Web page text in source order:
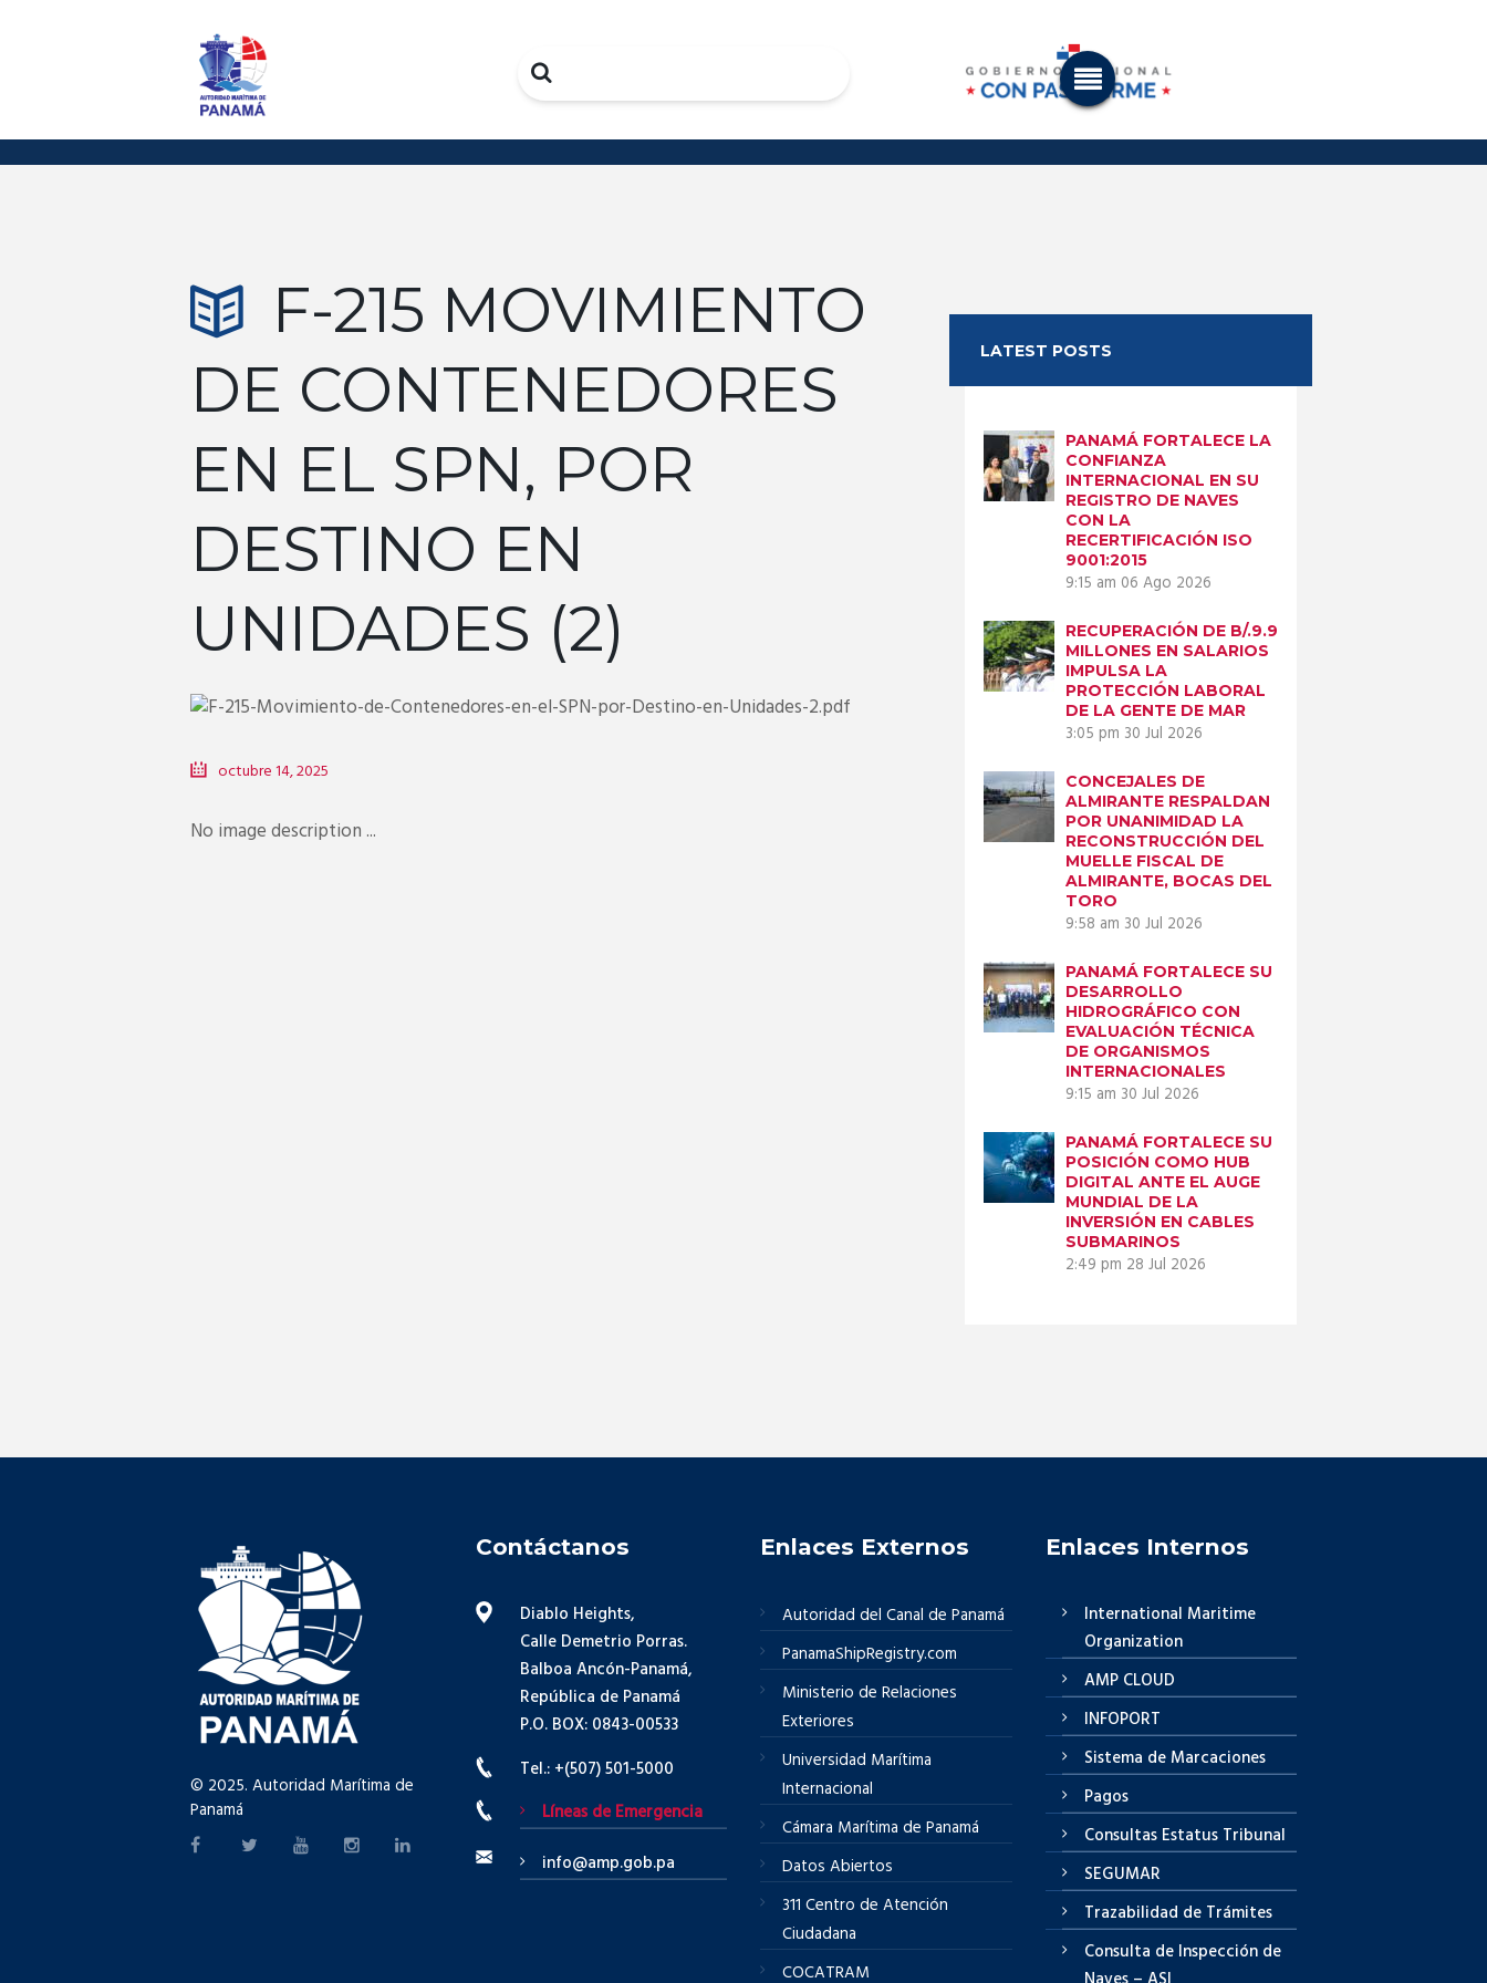
Search
F-215 MOVIMIENTO
DE CONTENEDORES
EN EL SPN, POR
DESTINO EN
UNIDADES (2)
octubre 14, 2025
No image description ...
LATEST POSTS
PANAMÁ FORTALECE LA
CONFIANZA
INTERNACIONAL EN SU
REGISTRO DE NAVES
CON LA
RECERTIFICACIÓN ISO
9001:2015
9:15 am 06 Ago 2026
RECUPERACIÓN DE B/.9.9
MILLONES EN SALARIOS
IMPULSA LA
PROTECCIÓN LABORAL
DE LA GENTE DE MAR
3:05 pm 30 Jul 2026
CONCEJALES DE
ALMIRANTE RESPALDAN
POR UNANIMIDAD LA
RECONSTRUCCIÓN DEL
MUELLE FISCAL DE
ALMIRANTE, BOCAS DEL
TORO
9:58 am 30 Jul 2026
PANAMÁ FORTALECE SU
DESARROLLO
HIDROGRÁFICO CON
EVALUACIÓN TÉCNICA
DE ORGANISMOS
INTERNACIONALES
9:15 am 30 Jul 2026
PANAMÁ FORTALECE SU
POSICIÓN COMO HUB
DIGITAL ANTE EL AUGE
MUNDIAL DE LA
INVERSIÓN EN CABLES
SUBMARINOS
2:49 pm 28 Jul 2026
© 2025. Autoridad Marítima de
Panamá
Contáctanos
Diablo Heights,
Calle Demetrio Porras.
Balboa Ancón-Panamá,
República de Panamá
P.O. BOX: 0843-00533
Tel.: +(507) 501-5000
Líneas de Emergencia
info@amp.gob.pa
Enlaces Externos
Autoridad del Canal de Panamá
PanamaShipRegistry.com
Ministerio de Relaciones
Exteriores
Universidad Marítima
Internacional
Cámara Marítima de Panamá
Datos Abiertos
311 Centro de Atención
Ciudadana
COCATRAM
Enlaces Internos
International Maritime
Organization
AMP CLOUD
INFOPORT
Sistema de Marcaciones
Pagos
Consultas Estatus Tribunal
SEGUMAR
Trazabilidad de Trámites
Consulta de Inspección de